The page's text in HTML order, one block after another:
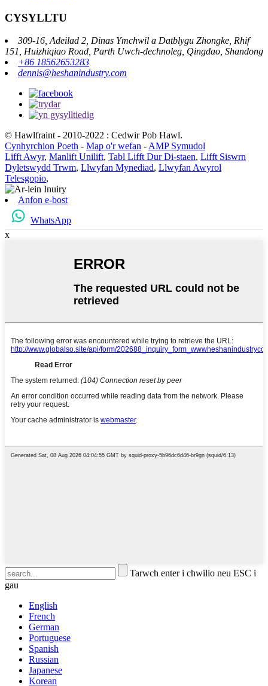
CYSYLLTU
309-16, Adeilad 2, Dinas Ymchwil a Datblygu Zhongke, Rhif
151, Huizhiqiao Road, Parth Uwch-dechnoleg, Qingdao, Shandong
+86 18562653283
dennis@heshanindustry.com
© Hawlfraint - 2010-2022 : Cedwir Pob Hawl.
Cynhyrchion Poeth - Map o'r wefan -AMP Symudol
Lifft Awyr, Manlift Unilift, Tabl Lifft Dur Di-staen, Lifft Siswrn
Dyletswydd Trwm, Llwyfan Mynediad, Llwyfan Awyrol
Telesgopio,
Anfon e-bost
WhatsApp
x
Tarwch enter i chwilio neu ESC i
gau
English
French
German
Portuguese
Spanish
Russian
Japanese
Korean